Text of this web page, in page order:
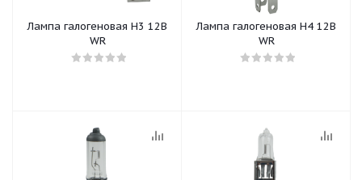
Лампа галогеновая Н3 12В
WR
Лампа галогеновая Н4 12В
WR